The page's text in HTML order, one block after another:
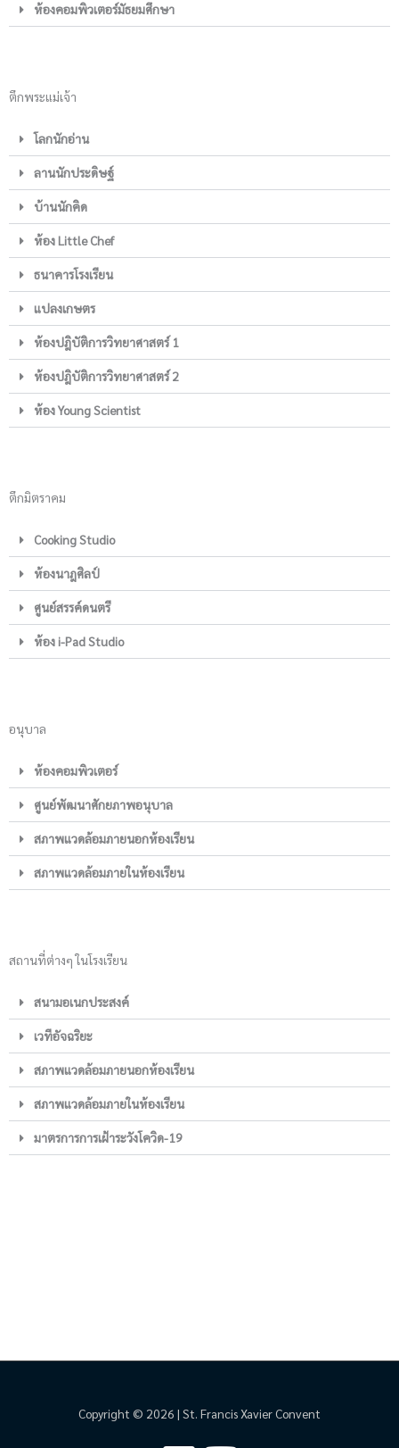
ห้องคอมพิวเตอร์มัธยมศึกษา
ตึกพระแม่เจ้า
โลกนักอ่าน
ลานนักประดิษฐ์
บ้านนักคิด
ห้อง Little Chef
ธนาคารโรงเรียน
แปลงเกษตร
ห้องปฎิบัติการวิทยาศาสตร์ 1
ห้องปฎิบัติการวิทยาศาสตร์ 2
ห้อง Young Scientist
ตึกมิตราคม
Cooking Studio
ห้องนาฎศิลป์
ศูนย์สรรค์ดนตรี
ห้อง i-Pad Studio
อนุบาล
ห้องคอมพิวเตอร์
ศูนย์พัฒนาศักยภาพอนุบาล
สภาพแวดล้อมภายนอกห้องเรียน
สภาพแวดล้อมภายในห้องเรียน
สถานที่ต่างๆ ในโรงเรียน
สนามอเนกประสงค์
เวทีอัจฉริยะ
สภาพแวดล้อมภายนอกห้องเรียน
สภาพแวดล้อมภายในห้องเรียน
มาตรการการเฝ้าระวังโควิด-19
Copyright © 2026 | St. Francis Xavier Convent